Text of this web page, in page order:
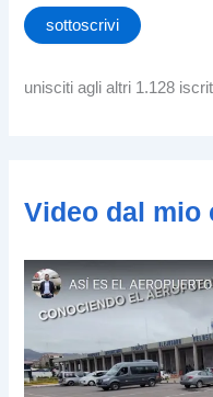
i
r
z
a
sottoscrivi
unisciti agli altri 1.128
Video dal mio